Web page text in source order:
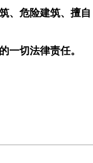
、危险建筑、擅自
一切法律责任。